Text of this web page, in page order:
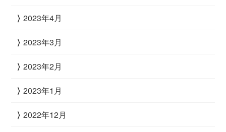
2023年4月
2023年3月
2023年2月
2023年1月
2022年12月